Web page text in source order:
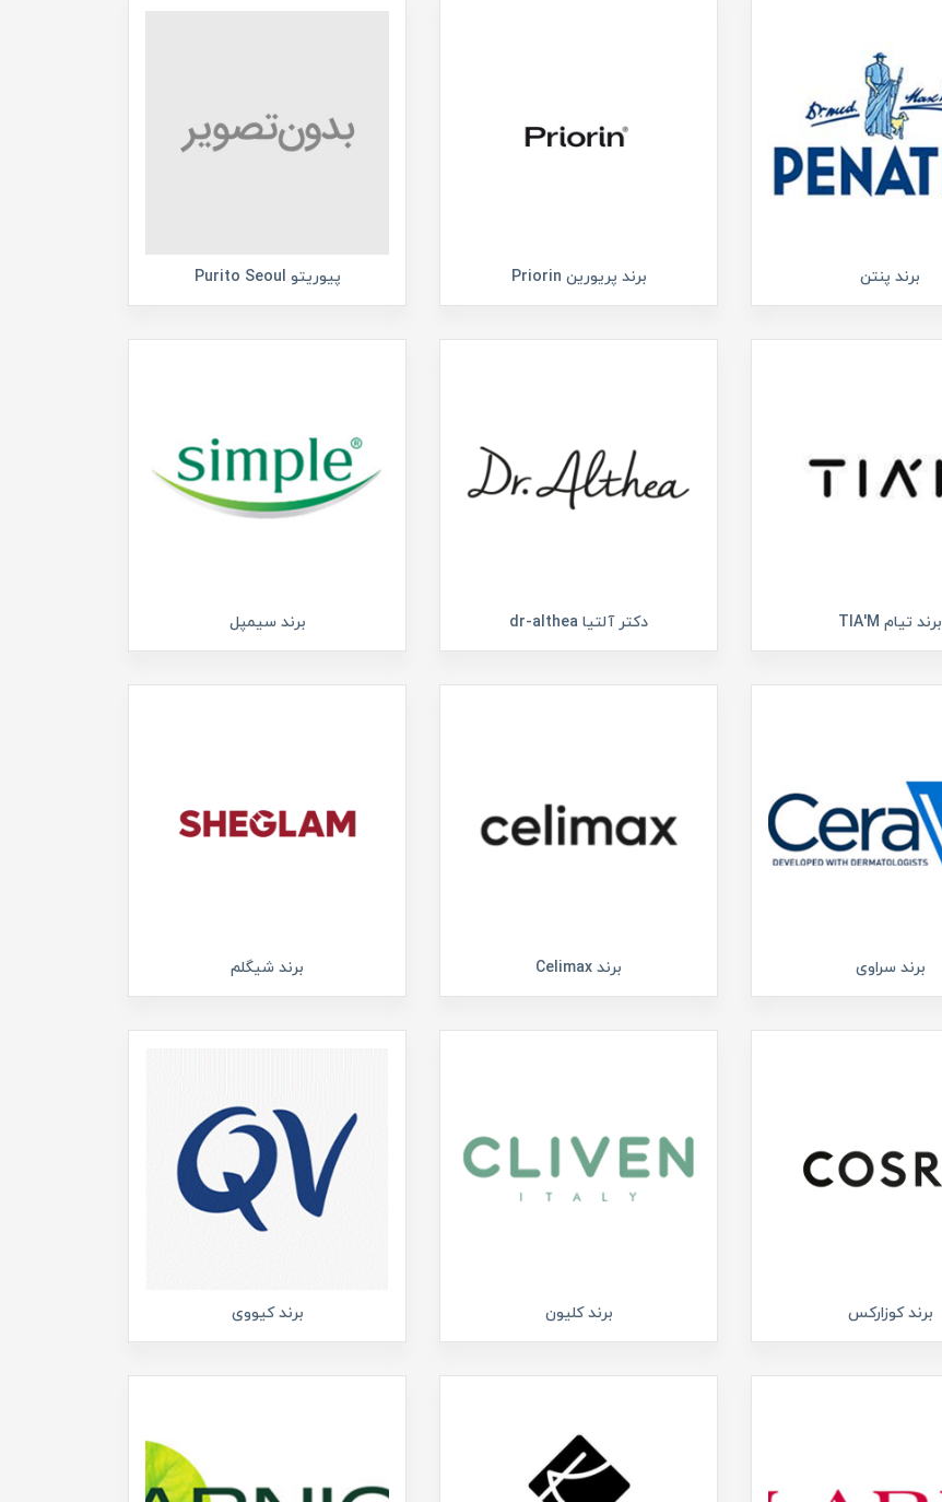
برند پنتن برند پریورین Priorin پیوریتو Purito Seoul
برند تیام TIA'M دکتر آلتیا dr-althea برند سیمپل
برند سراوی برند Celimax برند شیگلم
برند کوزارکس برند کلیون برند کیووی